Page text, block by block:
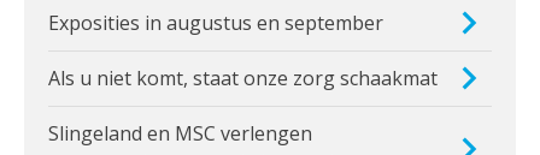
Exposities in augustus en september
Als u niet komt, staat onze zorg schaakmat
Slingeland en MSC verlengen